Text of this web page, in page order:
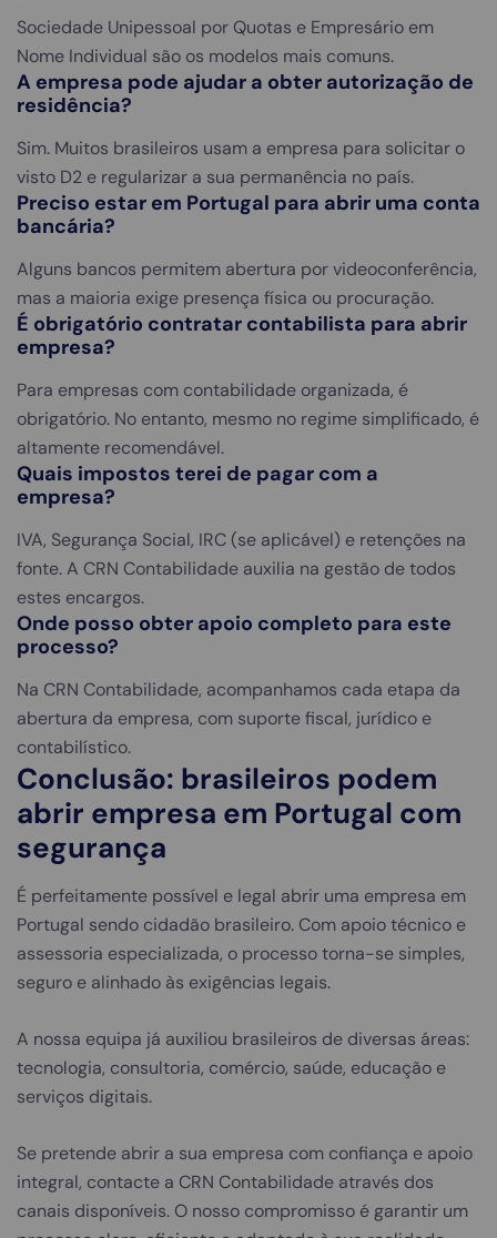
Sociedade Unipessoal por Quotas e Empresário em
Nome Individual são os modelos mais comuns.
A empresa pode ajudar a obter autorização de
residência?
Sim. Muitos brasileiros usam a empresa para solicitar o
visto D2 e regularizar a sua permanência no país.
Preciso estar em Portugal para abrir uma conta
bancária?
Alguns bancos permitem abertura por videoconferência,
mas a maioria exige presença física ou procuração.
É obrigatório contratar contabilista para abrir
empresa?
Para empresas com contabilidade organizada, é
obrigatório. No entanto, mesmo no regime simplificado, é
altamente recomendável.
Quais impostos terei de pagar com a
empresa?
IVA, Segurança Social, IRC (se aplicável) e retenções na
fonte. A CRN Contabilidade auxilia na gestão de todos
estes encargos.
Onde posso obter apoio completo para este
processo?
Na CRN Contabilidade, acompanhamos cada etapa da
abertura da empresa, com suporte fiscal, jurídico e
contabilístico.
Conclusão: brasileiros podem
abrir empresa em Portugal com
segurança
É perfeitamente possível e legal abrir uma empresa em
Portugal sendo cidadão brasileiro. Com apoio técnico e
assessoria especializada, o processo torna-se simples,
seguro e alinhado às exigências legais.
A nossa equipa já auxiliou brasileiros de diversas áreas:
tecnologia, consultoria, comércio, saúde, educação e
serviços digitais.
Se pretende abrir a sua empresa com confiança e apoio
integral, contacte a CRN Contabilidade através dos
canais disponíveis. O nosso compromisso é garantir um